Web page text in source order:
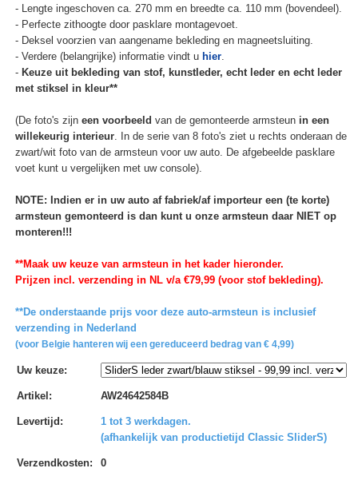
- Lengte ingeschoven ca. 270 mm en breedte ca. 110 mm (bovendeel).
- Perfecte zithoogte door pasklare montagevoet.
- Deksel voorzien van aangename bekleding en magneetsluiting.
- Verdere (belangrijke) informatie vindt u hier.
- Keuze uit bekleding van stof, kunstleder, echt leder en echt leder
met stiksel in kleur**
(De foto's zijn een voorbeeld van de gemonteerde armsteun in een
willekeurig interieur. In de serie van 8 foto's ziet u rechts onderaan de
zwart/wit foto van de armsteun voor uw auto. De afgebeelde pasklare
voet kunt u vergelijken met uw console).
NOTE: Indien er in uw auto af fabriek/af importeur een (te korte)
armsteun gemonteerd is dan kunt u onze armsteun daar NIET op
monteren!!!
**Maak uw keuze van armsteun in het kader hieronder.
Prijzen incl. verzending in NL v/a €79,99 (voor stof bekleding).
**De onderstaande prijs voor deze auto-armsteun is inclusief
verzending in Nederland
(voor Belgie hanteren wij een gereduceerd bedrag van € 4,99)
Uw keuze:
Artikel : AW24642584B
Levertijd :
1 tot 3 werkdagen.
(afhankelijk van productietijd Classic SliderS)
Verzendkosten: 0